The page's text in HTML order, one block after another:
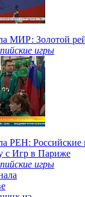
МИР: Золотой
игры
РЕН:
с Игр в Париже
игры